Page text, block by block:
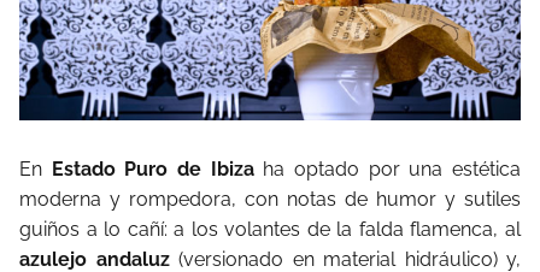
En Estado Puro de Ibizaha optado por una estética
moderna y rompedora, con notas de humor y sutiles
guiños a lo cañí: a los volantes de la falda flamenca, al
azulejo andaluz(versionado en material hidráulico) y,